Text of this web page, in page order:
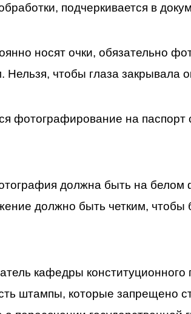
подчеркивается в
носят очки, обязательно
Нельзя, чтобы глаза закрывала
фотографирование на
должна быть на белом
должно быть четким, чтобы
кафедры
штампы, которые запрещено